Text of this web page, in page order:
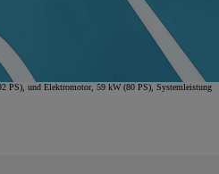
PS), und Elektromotor, 59 kW (80 PS), Systemleistung